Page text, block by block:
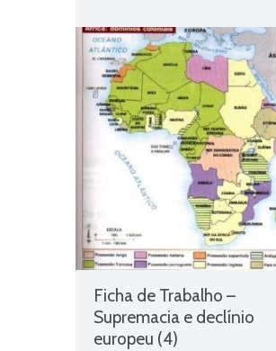
Ficha de Trabalho –
Supremacia e declínio
europeu (4)